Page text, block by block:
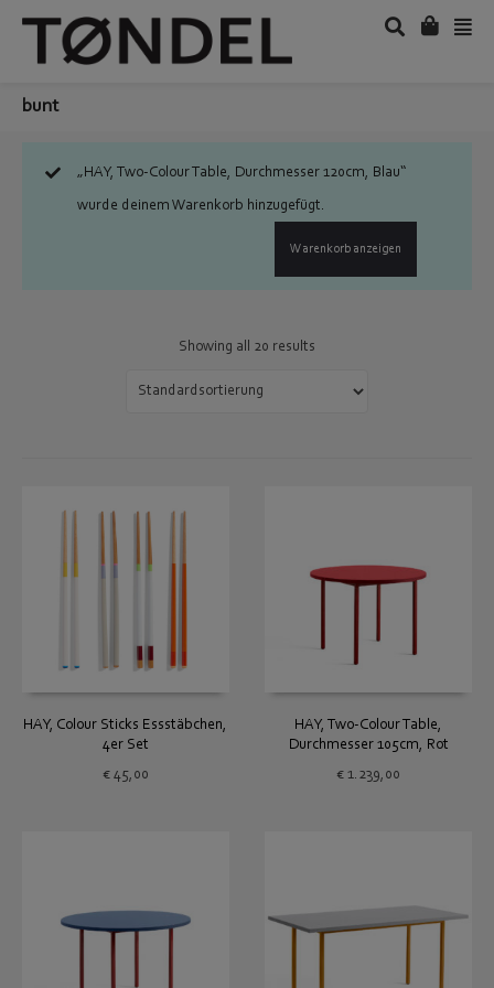
bunt
„HAY, Two-Colour Table, Durchmesser 120cm, Blau“
wurde deinem Warenkorb hinzugefügt.
Warenkorb anzeigen
Showing all 20 results
HAY, Colour Sticks Essstäbchen,
4er Set
€45,00
HAY, Two-Colour Table,
Durchmesser 105cm, Rot
€ 1.239,00